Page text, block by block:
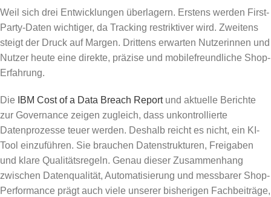
Weil sich drei Entwicklungen überlagern. Erstens werden First-
Party-Daten wichtiger, da Tracking restriktiver wird. Zweitens
steigt der Druck auf Margen. Drittens erwarten Nutzerinnen und
Nutzer heute eine direkte, präzise und mobilefreundliche Shop-
Erfahrung.
Die IBM Cost of a Data Breach Reportund aktuelle Berichte
zur Governance zeigen zugleich, dass unkontrollierte
Datenprozesse teuer werden. Deshalb reicht es nicht, ein KI-
Tool einzuführen. Sie brauchen Datenstrukturen, Freigaben
und klare Qualitätsregeln. Genau dieser Zusammenhang
zwischen Datenqualität, Automatisierung und messbarer Shop-
Performance prägt auch viele unserer bisherigen Fachbeiträge,